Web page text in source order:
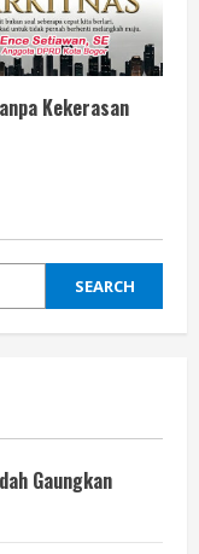
Kekerasan
SEARCH
Gaungkan